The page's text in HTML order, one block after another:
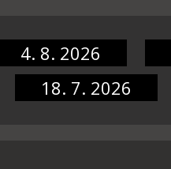
4. 8. 2026
18. 7. 2026